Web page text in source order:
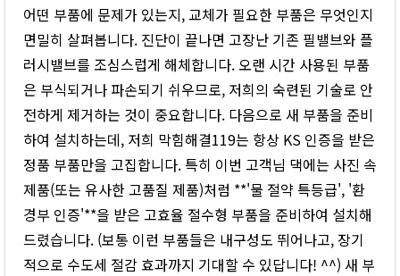
어떤 부품에 문제가 있는지, 교체가 필요한 부품은 무엇인지
면밀히 살펴봅니다. 진단이 끝나면 고장난 기존 필밸브와 플
러시밸브를 조심스럽게 해체합니다. 오랜 시간 사용된 부품
은 부식되거나 파손되기 쉬우므로, 저희의 숙련된 기술로 안
전하게 제거하는 것이 중요합니다. 다음으로 새 부품을 준비
하여 설치하는데, 저희 막힘해결119는 항상 KS 인증을 받은
정품 부품만을 고집합니다. 특히 이번 고객님 댁에는 사진 속
제품(또는 유사한 고품질 제품)처럼 **'물 절약 특등급', '환
경부 인증'**을 받은 고효율 절수형 부품을 준비하여 설치해
드렸습니다. (보통 이런 부품들은 내구성도 뛰어나고, 장기
적으로 수도세 절감 효과까지 기대할 수 있답니다! ^^) 새 부